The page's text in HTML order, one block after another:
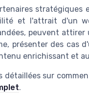
et l'attrait d'un
peuvent
présenter des
enrichissant et
détaillées sur
.